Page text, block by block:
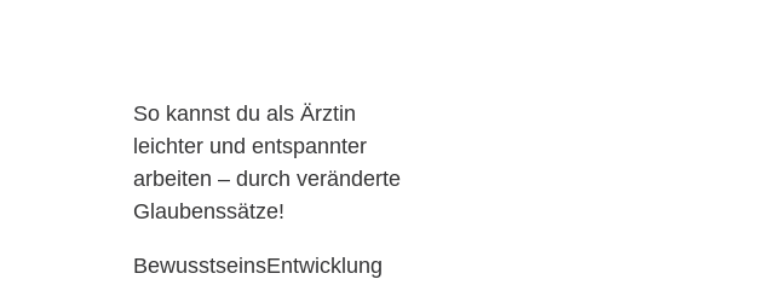
So kannst du als Ärztin
leichter und entspannter
arbeiten – durch veränderte
Glaubenssätze!
BewusstseinsEntwicklung